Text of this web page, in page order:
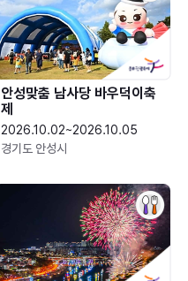
안성맞춤 남사당 바우덕이축
제
2026.10.02~2026.10.05
경기도 안성시